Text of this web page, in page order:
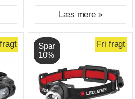
Læs mere »
Spar
10%
Fri fragt